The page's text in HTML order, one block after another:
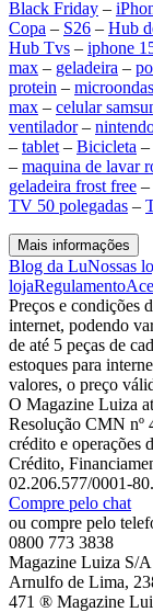
Black Friday –
Copa – S26 – Hub
Hub Tvs – iphone
max – geladeira –
protein – microondas
max – celular
ventilador–
– tablet – Bicicleta –
– maquina de lavar
geladeira frost free –
TV 50 polegadas –
Mais informações
Blog da LuNossas
lojaRegulamento
Preços e condições
internet, podendo
de até 5 peças de
estoques para
valores, o preço
O Magazine Luiza
Resolução CMN nº
crédito e operações
Crédito,
02.206.577/0001-80.
Compre pelo chat
ou compre pelo
0800 773 3838
Magazine Luiza S/
Arnulfo de Lima,
471 ® Magazine